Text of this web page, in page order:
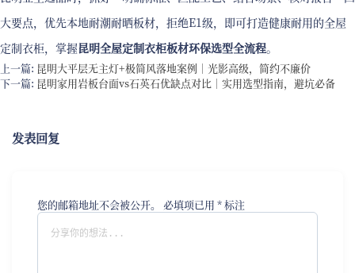
大要点，优先本地耐潮耐晒板材，拒绝E1级，即可打造健康耐用的全屋
定制衣柜，掌握昆明全屋定制衣柜板材环保选型全流程。
上一篇: 昆明大平层无主灯+极简风落地案例｜光影高级，简约不廉价
下一篇: 昆明家用岩板台面vs石英石优缺点对比｜实用选型指南，避坑必备
发表回复
您的邮箱地址不会被公开。 必填项已用 *标注